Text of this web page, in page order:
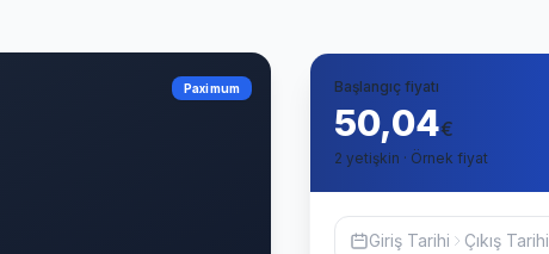
Paximum Başlangıç fiyatı
50,04€
2 yetişkin · Örnek fiyat
Giriş Tarihi Çıkış Tarihi